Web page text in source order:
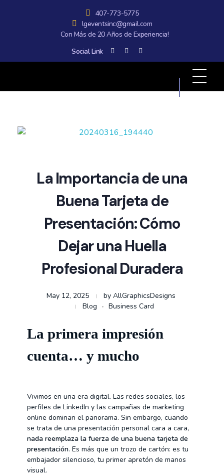
407-773-5775
lgeventsinc@gmail.com
Con Más de 20 Años de Experiencia!
Social Link
La Importancia de una
Buena Tarjeta de
Presentación: Cómo
Dejar una Huella
Profesional Duradera
May 12, 2025 by AllGraphicsDesigns
Blog
Business Card
La primera impresión
cuenta… y mucho
Vivimos en una era digital. Las redes sociales, los
perfiles de LinkedIn y las campañas de marketing
online dominan el panorama. Sin embargo, cuando
se trata de una presentación personal cara a cara,
nada reemplaza la fuerza de una buena tarjeta de
presentación. Es más que un trozo de cartón: es tu
embajador silencioso, tu primer apretón de manos
visual.